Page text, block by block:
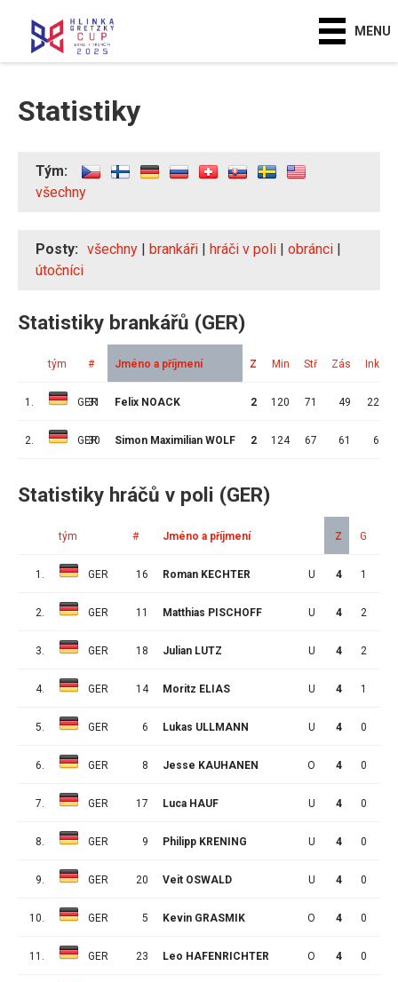
MENU
Statistiky
Tým:
všechny
Posty: všechny | brankáři | hráči v poli | obránci |
útočníci
Statistiky brankářů (GER)
tým # Jméno a příjmení Z Min Stř Zás Ink
1. GER
31 Felix NOACK 2 120 71 49 22
2. GER
30 Simon Maximilian WOLF 2 124 67 61 6
Statistiky hráčů v poli (GER)
tým # Jméno a příjmení Z G
1. GER 16 Roman KECHTER U 4 1
2. GER 11 Matthias PISCHOFF U 4 2
3. GER 18 Julian LUTZ U 4 2
4. GER 14 Moritz ELIAS U 4 1
5. GER 6 Lukas ULLMANN U 4 0
6. GER 8 Jesse KAUHANEN O 4 0
7. GER 17 Luca HAUF U 4 0
8. GER 9 Philipp KRENING U 4 0
9. GER 20 Veit OSWALD U 4 0
10. GER 5 Kevin GRASMIK O 4 0
11. GER 23 Leo HAFENRICHTER O 4 0